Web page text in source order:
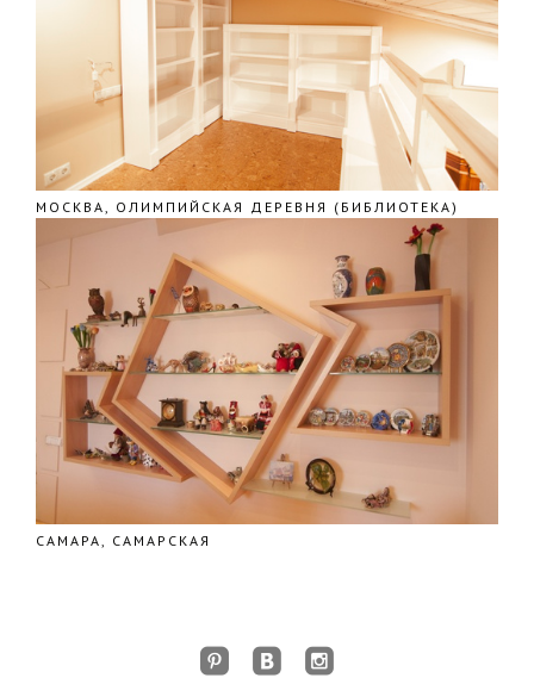
МОСКВА, ОЛИМПИЙСКАЯ ДЕРЕВНЯ (БИБЛИОТЕКА)
САМАРА, САМАРСКАЯ